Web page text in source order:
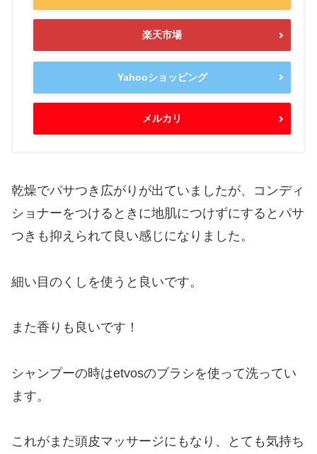
楽天市場
Yahooショッピング
メルカリ
乾燥でパサつき広がりが出ていましたが、コンディ
ショナーをつけるときに地肌につけずにするとパサ
つきも抑えられて良い感じになりました。
細い目のくしを使うと良いです。
また香りも良いです！
シャンプーの時はetvosのブラシを使って洗ってい
ます。
これがまた頭皮マッサージにもなり、とても気持ち